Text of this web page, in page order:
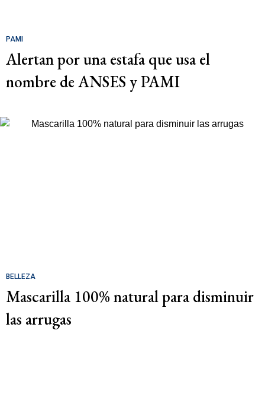
PAMI
Alertan por una estafa que usa el
nombre de ANSES y PAMI
BELLEZA
Mascarilla 100% natural para disminuir
las arrugas